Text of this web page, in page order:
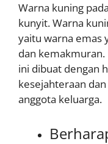
Warna kuning
kunyit. Warna
yaitu warna emas
dan
ini dibuat dengan
kesejahteraan
anggota keluarga.